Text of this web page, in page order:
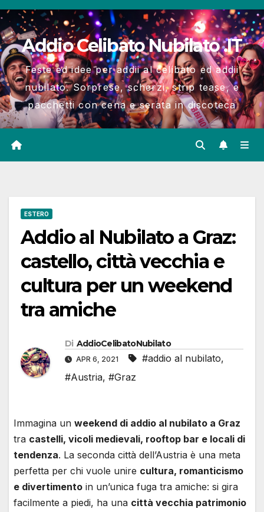
Salta
al
contenutoAddio Celibato Nubilato .IT
Feste ed idee per addii al celibato ed addii
nubilato. Sorprese, scherzi, strip tease, e
pacchetti con cena e serata in discoteca
ESTERO
Addio al Nubilato a Graz:
castello, città vecchia e
cultura per un weekend
tra amiche
Di AddioCelibatoNubilato
APR 6, 2021 #addio al nubilato,
#Austria, #Graz
Immagina un weekend di addio al nubilato a Graz
tra castelli, vicoli medievali, rooftop bar e locali di
tendenza. La seconda città dell’Austria è una meta
perfetta per chi vuole unire cultura, romanticismo
e divertimento in un’unica fuga tra amiche: si gira
facilmente a piedi, ha una città vecchia patrimonio